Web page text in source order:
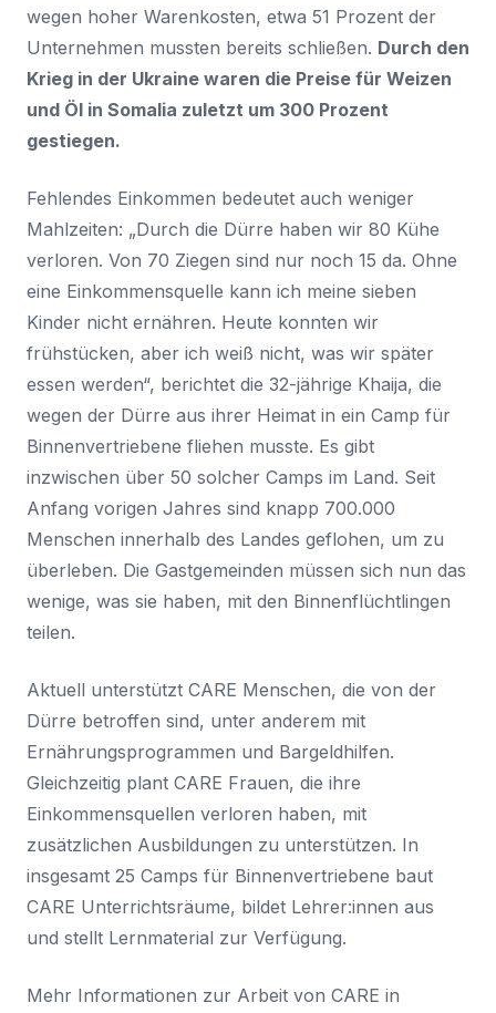
wegen hoher Warenkosten, etwa 51 Prozent der
Unternehmen mussten bereits schließen. Durch den
Krieg in der Ukraine waren die Preise für Weizen
und Öl in Somalia zuletzt um 300 Prozent
gestiegen.
Fehlendes Einkommen bedeutet auch weniger
Mahlzeiten: „Durch die Dürre haben wir 80 Kühe
verloren. Von 70 Ziegen sind nur noch 15 da. Ohne
eine Einkommensquelle kann ich meine sieben
Kinder nicht ernähren. Heute konnten wir
frühstücken, aber ich weiß nicht, was wir später
essen werden“, berichtet die 32-jährige Khaija, die
wegen der Dürre aus ihrer Heimat in ein Camp für
Binnenvertriebene fliehen musste. Es gibt
inzwischen über 50 solcher Camps im Land. Seit
Anfang vorigen Jahres sind knapp 700.000
Menschen innerhalb des Landes geflohen, um zu
überleben. Die Gastgemeinden müssen sich nun das
wenige, was sie haben, mit den Binnenflüchtlingen
teilen.
Aktuell unterstützt CARE Menschen, die von der
Dürre betroffen sind, unter anderem mit
Ernährungsprogrammen und Bargeldhilfen.
Gleichzeitig plant CARE Frauen, die ihre
Einkommensquellen verloren haben, mit
zusätzlichen Ausbildungen zu unterstützen. In
insgesamt 25 Camps für Binnenvertriebene baut
CARE Unterrichtsräume, bildet Lehrer:innen aus
und stellt Lernmaterial zur Verfügung.
Mehr Informationen zur Arbeit von CARE in